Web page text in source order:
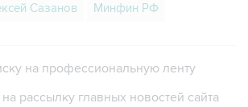
Сазанов Минфин РФ
на профессиональную ленту
рассылку главных новостей сайта